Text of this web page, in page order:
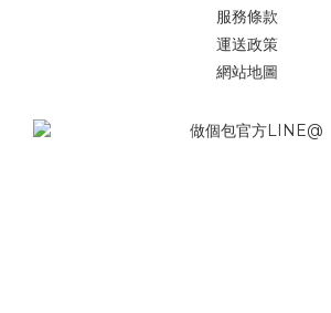
服務條款
運送政策
網站地圖